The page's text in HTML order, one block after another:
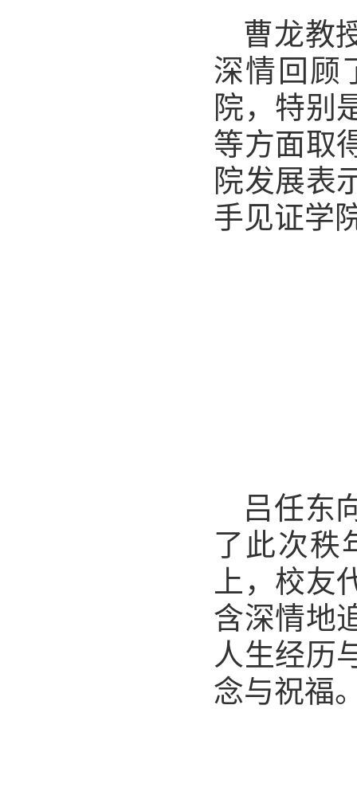
曹龙教
深情回顾
院，特别
等方面取
院发展表
手见证学
吕任东
了此次秩
上，校友
含深情地
人生经历
念与祝福